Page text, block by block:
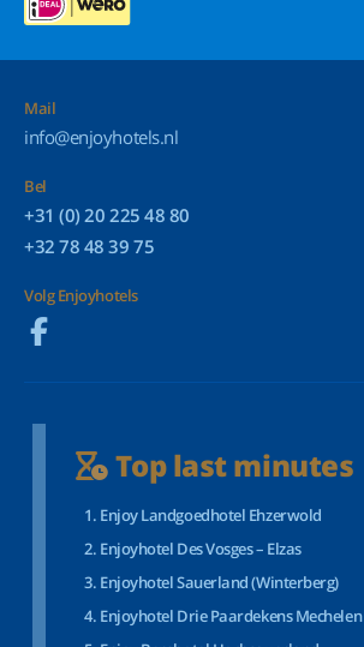
Mail
info@enjoyhotels.nl
Bel
+31 (0) 20 225 48 80
+32 78 48 39 75
Volg Enjoyhotels
Top last minutes
Enjoy Landgoedhotel Ehzerwold
Enjoyhotel Des Vosges – Elzas
Enjoyhotel Sauerland (Winterberg)
Enjoyhotel Drie Paardekens Mechelen